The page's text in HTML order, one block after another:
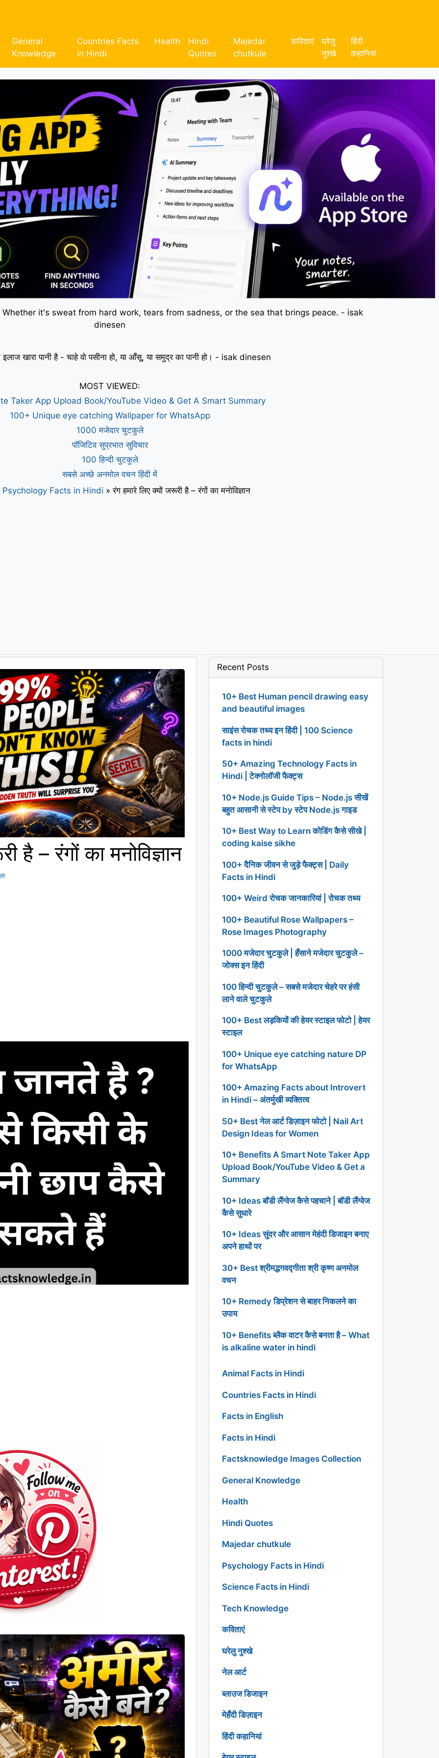
General
Knowledge
Countries Facts
in Hindi
Health
Hindi
Quotes
Majedar
chutkule
कविताएं
घरेलु
नुश्खे
हिंदी
कहानियां
it's sweat from hard work, tears from sadness, or the sea that brings peace. - isak
dinesen
खारा पानी है - चाहे वो पसीना हो, या आँसू, या समुद्र का पानी हो। - isak dinesen
MOST VIEWED:
Taker App Upload Book/YouTube Video & Get A Smart Summary
100+ Unique eye catching Wallpaper for WhatsApp
1000 मजेदार चुटकुले
पॉजिटिव सुप्रभात सुविचार
100 हिन्दी चुटकुले
सबसे अच्छे अनमोल वचन हिंदी में
Psychology Facts in Hindi »रंग हमारे लिए क्यों जरूरी है – रंगों का मनोविज्ञान
है – रंगों का मनोविज्ञान
Recent Posts
10+ Best Human pencil drawing easy
and beautiful images
साइंस रोचक तथ्य इन हिंदी | 100 Science
facts in hindi
50+ Amazing Technology Facts in
Hindi | टेक्नोलॉजी फैक्ट्स
10+ Node.js Guide Tips – Node.js सीखें
बहुत आसानी से स्टेप by स्टेप Node.js गाइड
10+ Best Way to Learn कोडिंग कैसे सीखे |
coding kaise sikhe
100+ दैनिक जीवन से जुड़े फैक्ट्स | Daily
Facts in Hindi
100+ Weird रोचक जानकारियां | रोचक तथ्य
100+ Beautiful Rose Wallpapers –
Rose Images Photography
1000 मजेदार चुटकुले | हँसाने मजेदार चुटकुले –
जोक्स इन हिंदी
100 हिन्दी चुटकुले – सबसे मजेदार चेहरे पर हंसी
लाने वाले चुटकुले
100+ Best लड़कियों की हेयर स्टाइल फोटो | हेयर
स्टाइल
100+ Unique eye catching nature DP
for WhatsApp
100+ Amazing Facts about Introvert
in Hindi – अंतर्मुखी व्यक्तित्व
50+ Best नेल आर्ट डिज़ाइन फोटो | Nail Art
Design Ideas for Women
10+ Benefits A Smart Note Taker App
Upload Book/YouTube Video & Get a
Summary
10+ Ideas बॉडी लैंग्वेज कैसे पहचाने | बॉडी लैंग्वेज
कैसे सुधारे
10+ Ideas सुंदर और आसान मेहंदी डिजाइन बनाए
अपने हाथों पर
30+ Best श्रीमद्भगवद्गीता श्री कृष्ण अनमोल
वचन
10+ Remedy डिप्रेशन से बाहर निकलने का
उपाय
10+ Benefits ब्लैक वाटर कैसे बनता है – What
is alkaline water in hindi
Animal Facts in Hindi
Countries Facts in Hindi
Facts in English
Facts in Hindi
Factsknowledge Images Collection
General Knowledge
Health
Hindi Quotes
Majedar chutkule
Psychology Facts in Hindi
Science Facts in Hindi
Tech Knowledge
कविताएं
घरेलु नुश्खे
नेल आर्ट
ब्लाउज डिजाइन
मेहँदी डिज़ाइन
हिंदी कहानियां